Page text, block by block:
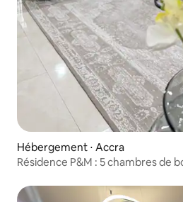
Hébergement ⋅ Accra
Résidence P&M : 5 chambres de